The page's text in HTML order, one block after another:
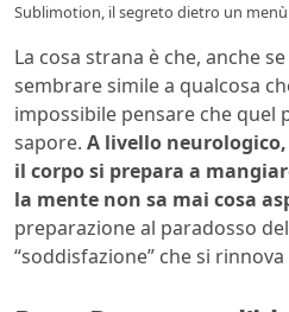
Sublimotion, il segreto dietro un menù
La cosa strana è che, anche
sembrare simile a qualcosa
impossibile pensare che quel
sapore. A livello neurologico,
il corpo si prepara a
la mente non sa mai cosa
preparazione al paradosso
“soddisfazione” che si